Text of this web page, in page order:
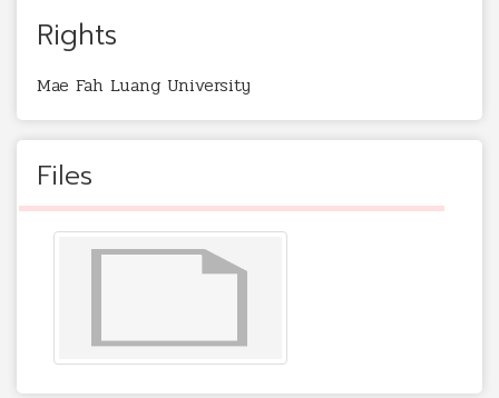
Rights
Mae Fah Luang University
Files